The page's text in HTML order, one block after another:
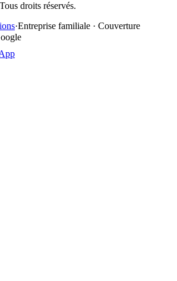
Tous droits réservés.
·Entreprise familiale · Couverture